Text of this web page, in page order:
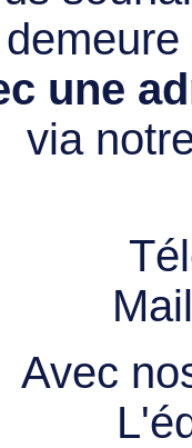
une
via
Avec